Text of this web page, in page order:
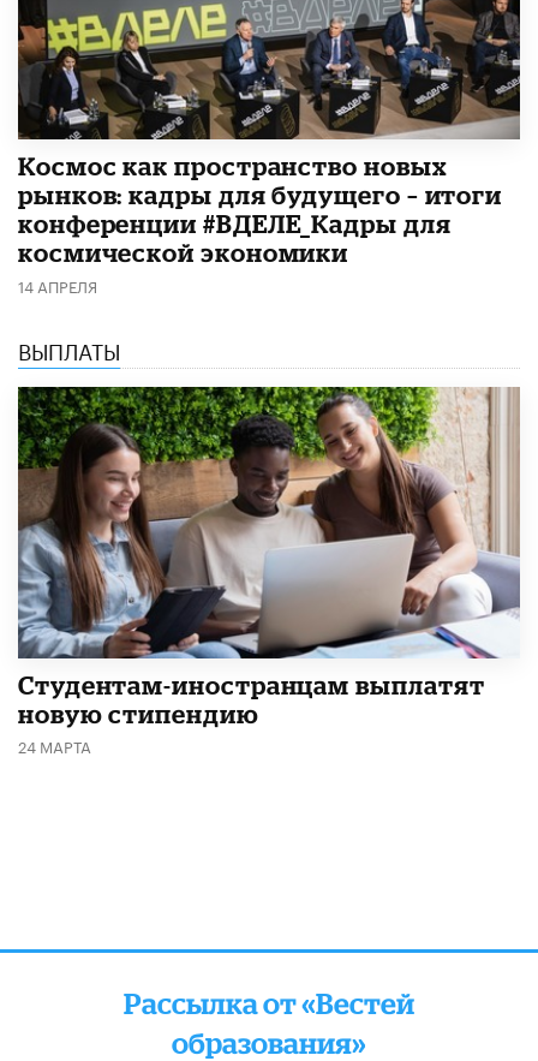
Космос как пространство новых
рынков: кадры для будущего – итоги
конференции #ВДЕЛЕ_Кадры для
космической экономики
14 АПРЕЛЯ
ВЫПЛАТЫ
Студентам-иностранцам выплатят
новую стипендию
24 МАРТА
Рассылка от «Вестей
образования»